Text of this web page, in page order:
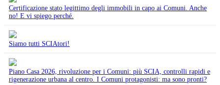
Certificazione stato legittimo degli immobili in capo ai Comuni. Anche
no! E vi spiego perché.
Siamo tutti SCIAtori!
Piano Casa 2026, rivoluzione per i Comuni: più SCIA, controlli rapidi e
rigenerazione urbana al centro. I Comuni protagonisti: ma sono pronti?